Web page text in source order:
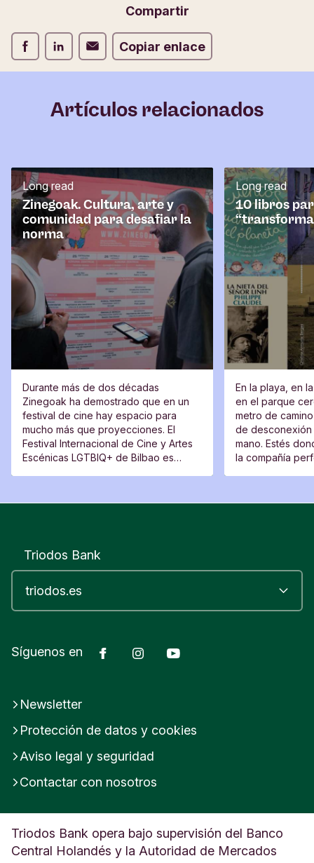
d
e
c
r
i
o
Correo electrónicoCompartir
Compartir Facebook
Compartir LinkedIn
Compartir Correo electrónico
Copiar enlace
Artículos relacionados
Zinegoak. Cultura, arte y
comunidad para desafiar la
norma
Long read
Durante más de dos décadas
Zinegoak ha demostrado que en un
festival de cine hay espacio para
mucho más que proyecciones. El
Festival Internacional de Cine y Artes
Escénicas LGTBIQ+ de Bilbao es
10 libros
Long read
En la playa, en
en el parque
metro de
de
mano. Estés
la compañía
Triodos Bank
Síguenos en FacebookInstagram
Newsletter
Protección de datos y cookies
Aviso legal y seguridad
Contactar con nosotros
Triodos Bank opera bajo supervisión del Banco
Central Holandés y la Autoridad de Mercados